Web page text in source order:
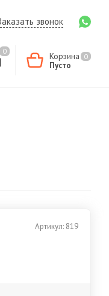
звонок
0 Корзина 0
Пусто
Артикул: 819